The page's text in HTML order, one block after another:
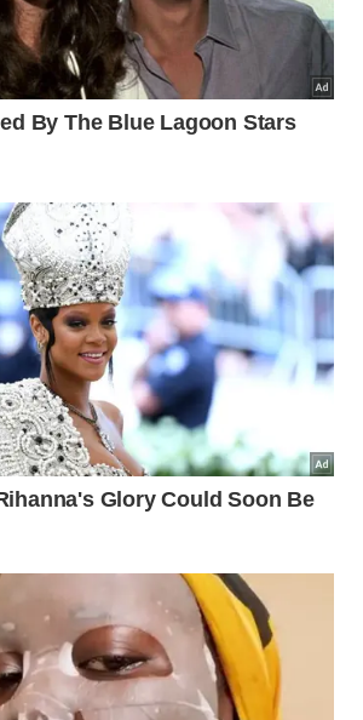
semelhanças com os
naturais?
processos naturais eficientes
há décadas. Copiar os métodos
representa um desafio, pois
mecanismos biológicos
manipulação molecular meticulosa
atingir osucesso desejado.
de materiais: através de uma ponte
criaram um método para reter
solar por tempo suficiente para viabilizar
essenciais à indústria. -
Imagem gerada